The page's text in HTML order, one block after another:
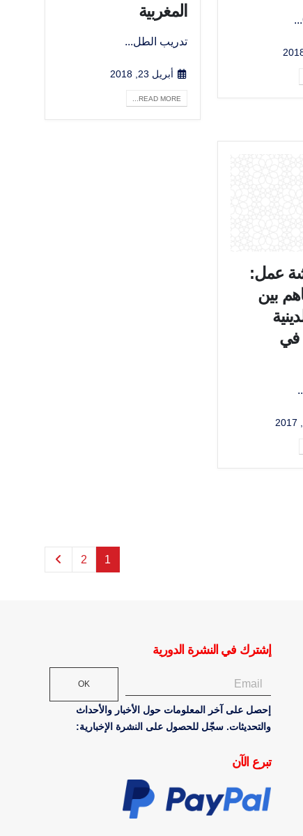
المغربية
تدريب الطل...
أبريل 23, 2018
READ MORE...
عمل:
بين
في
1
2
إشترك في النشرة الدورية
OK
إحصل على آخر المعلومات حول الأخبار والأحداث
والتحديثات. سجّل للحصول على النشرة الإخبارية:
تبرع الآن